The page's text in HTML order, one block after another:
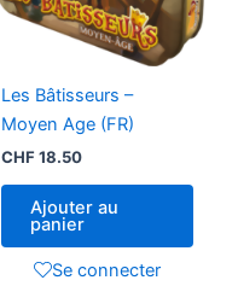
Les Bâtisseurs –
Moyen Age (FR)
CHF18.50
Ajouter au
panier
Se connecter